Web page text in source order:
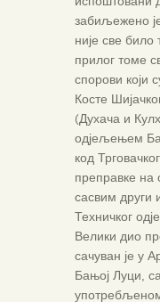
забиљежено
није све
прилог томе
спорови који
Косте
(Духача и
одјељењем
код
преправке на
сасвим други
Техничког
Велики дио
сачуван је у
Бањој Луци,